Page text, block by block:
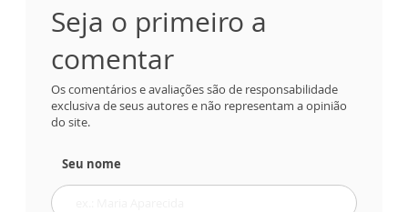
Seja o primeiro a
comentar
Os comentários e avaliações são de responsabilidade
exclusiva de seus autores e não representam a opinião
do site.
Seu nome